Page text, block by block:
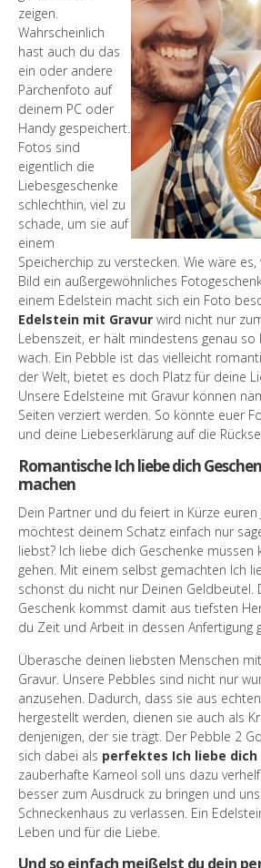
zeigen.
Wahrscheinlich
hast auch du das
ein oder andere
Pärchenfoto auf
deinem PC oder
Handy gespeichert.
Fotos sind
eigentlich die
Liebesgeschenke
schlechthin, viel zu
schade, um sie auf
einem
Speicherchip zu verstecken. Wie wäre
Bild ein außergewöhnliches
einem Edelstein macht sich ein Foto
Edelstein mit Gravur wird nicht nur
Lebenszeit, er hält mindestens genau so
wach. Ein Pebble ist das vielleicht
der Welt, bietet es doch Platz für deine
Unsere Edelsteine mit Gravur können
Seiten verziert werden. So könnte euer
und deine Liebeserklärung auf die
Romantische Ich liebe dich
machen
Dein Partner und du feiert in Kürze
möchtest deinem Schatz einfach nur
liebst? Ich liebe dich Geschenke müssen
gehen. Mit einem selbst gemachten Ich
schonst du nicht nur Deinen Geldbeutel.
Geschenk kommst damit aus tiefsten
du Zeit und Arbeit in dessen Anfertigung
Überasche deinen liebsten Menschen
Gravur. Unsere Pebbles sind nicht nur
anzusehen. Dadurch, dass sie aus
hergestellt werden, dienen sie auch als
denjenigen, der sie trägt. Der Pebble 2
sich dabei als perfektes Ich liebe dich
zauberhafte Karneol soll uns dazu
besser zum Ausdruck zu bringen und
Schneckenhaus zu verlassen. Ein
Leben und für die Liebe.
Und so einfach meißelst du dein